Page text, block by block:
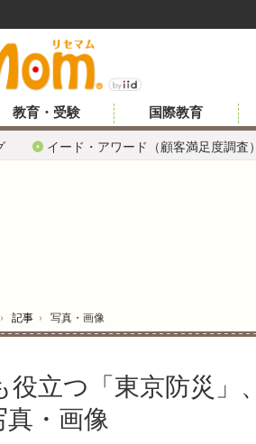
イード・アワード（顧客満足度調査）
教育・受験 国際教育
› 記事 › 写真・画像
役立つ「東京防災」
・画像